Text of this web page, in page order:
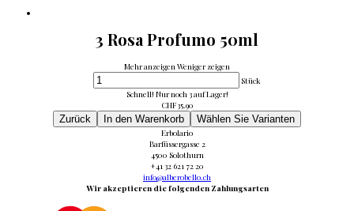
3 Rosa Profumo 50ml
Mehr anzeigen Weniger zeigen
Stück
Schnell! Nur noch 3 auf Lager!
CHF35.90
Zurück In den Warenkorb Wählen Sie Varianten
Erbolario
Barfüssergasse 2
4500 Solothurn
+41 32 621 72 20
info@alberobello.ch
Wir akzeptieren die folgenden Zahlungsarten